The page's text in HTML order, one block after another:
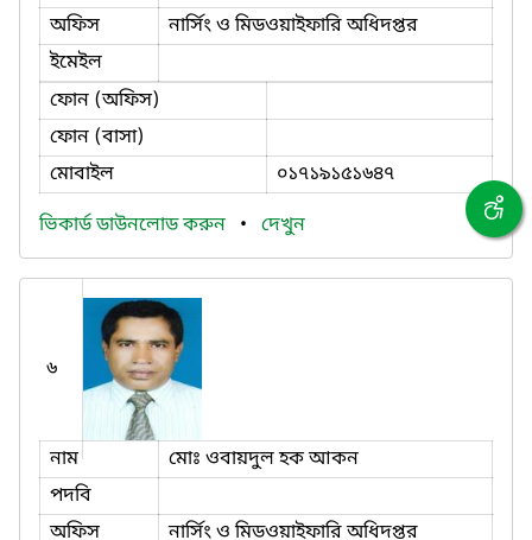
অফিস
নার্সিং ও মিডওয়াইফারি অধিদপ্তর
ইমেইল
ফোন (অফিস)
ফোন (বাসা)
মোবাইল
০১৭১৯১৫১৬৪৭
ভিকার্ড ডাউনলোড করুন • দেখুন
৬
নাম
মোঃ ওবায়দুল হক ‍আকন
পদবি
অফিস
নার্সিং ও মিডওয়াইফারি অধিদপ্তর